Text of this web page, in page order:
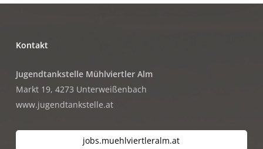
Kontakt
Jugendtankstelle Mühlviertler Alm
Markt 19, 4273 Unterweißenbach
www.jugendtankstelle.at
jobs.muehlviertleralm.at